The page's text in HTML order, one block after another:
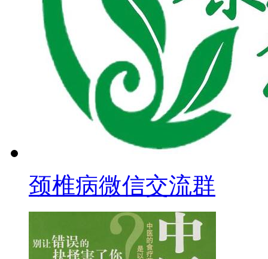
颈椎病微信交流群